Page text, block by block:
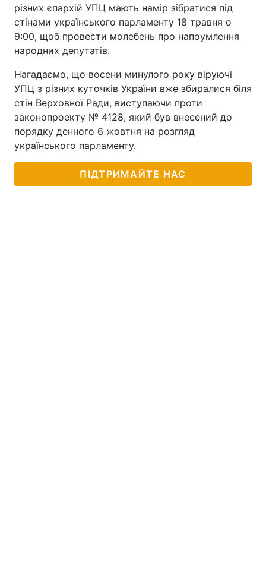
різних єпархій УПЦ мають намір зібратися під
стінами українського парламенту 18 травня о
9:00, щоб провести молебень про напоумлення
народних депутатів.
Нагадаємо, що восени минулого року віруючі
УПЦ з різних куточків України вже збиралися біля
стін Верховної Ради, виступаючи проти
законопроекту № 4128, який був внесений до
порядку денного 6 жовтня на розгляд
українського парламенту.
ПІДТРИМАЙТЕ НАС